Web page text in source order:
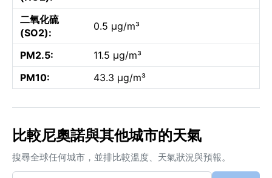
二氧化硫
(SO2):
0.5 µg/m³
PM2.5:
11.5 µg/m³
PM10:
43.3 µg/m³
比較尼奧諾與其他城市的天氣
搜尋全球任何城市，並排比較溫度、天氣狀況與預報。